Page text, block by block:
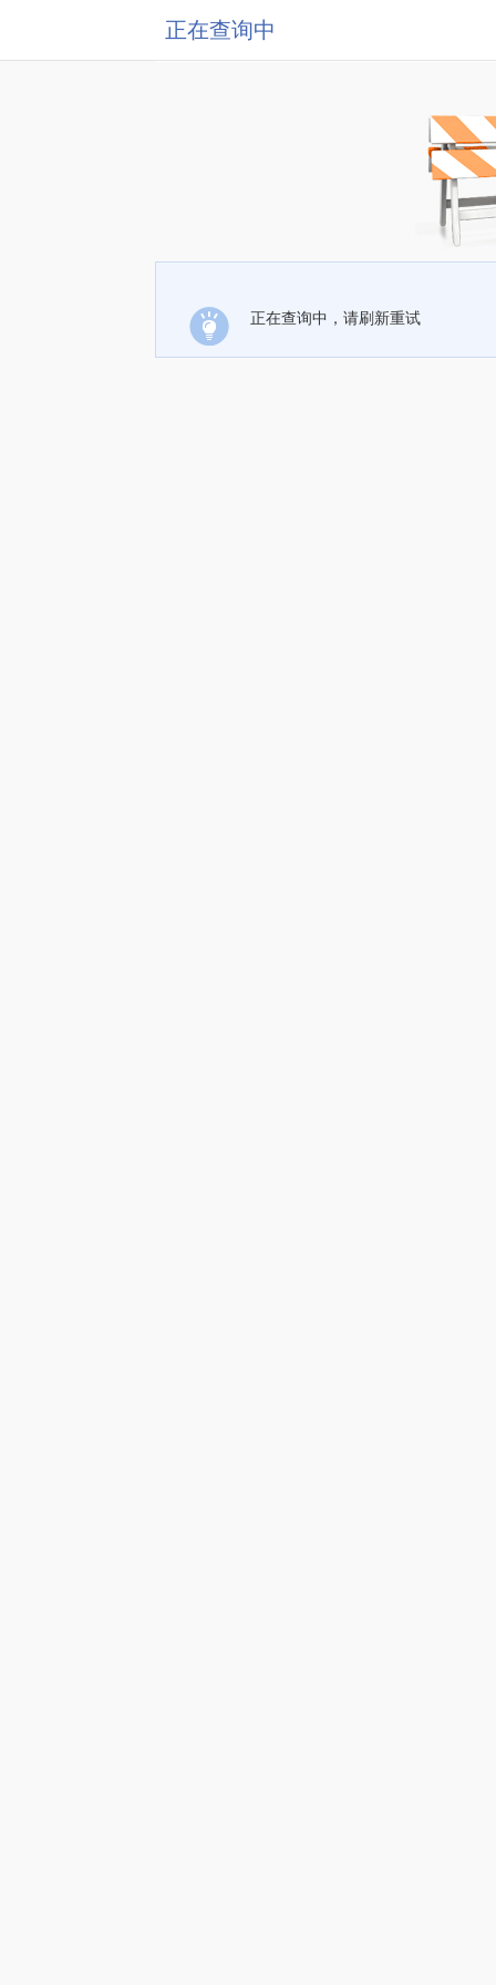
正在查询中
正在查询中，请刷新重试